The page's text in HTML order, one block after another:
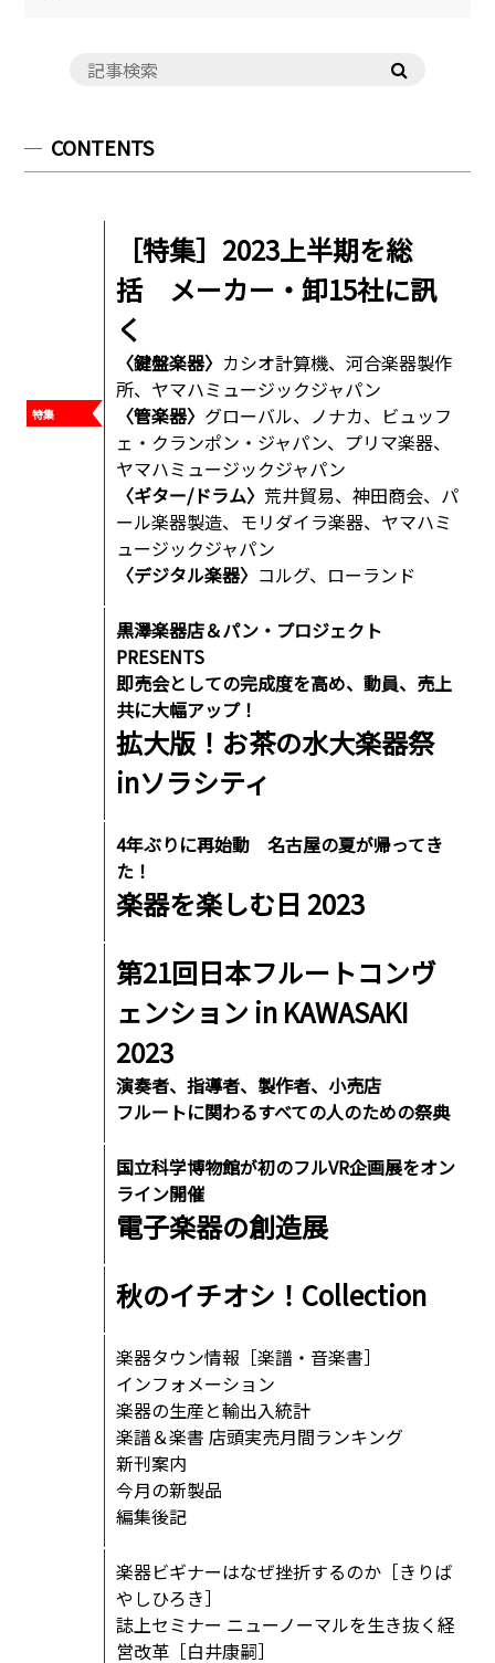
CONTENTS
［特集］2023上半期を総
括 メーカー・卸15社に訊
く
〈鍵盤楽器〉 カシオ計算機、河合楽器製作
所、ヤマハミュージックジャパン
〈管楽器〉 グローバル、ノナカ、ビュッフ
ェ・クランポン・ジャパン、プリマ楽器、
ヤマハミュージックジャパン
〈ギター/ドラム〉 荒井貿易、神田商会、パ
ール楽器製造、モリダイラ楽器、ヤマハミ
ュージックジャパン
〈デジタル楽器〉 コルグ、ローランド
黒澤楽器店＆パン・プロジェクト
PRESENTS
即売会としての完成度を高め、動員、売上
共に大幅アップ！
拡大版！お茶の水大楽器祭
inソラシティ
4年ぶりに再始動 名古屋の夏が帰ってき
た！
楽器を楽しむ日 2023
第21回日本フルートコンヴ
ェンション in KAWASAKI
2023
演奏者、指導者、製作者、小売店
フルートに関わるすべての人のための祭典
国立科学博物館が初のフルVR企画展をオン
ライン開催
電子楽器の創造展
秋のイチオシ！Collection
楽器タウン情報［楽譜・音楽書］
インフォメーション
楽器の生産と輸出入統計
楽譜＆楽書 店頭実売月間ランキング
新刊案内
今月の新製品
編集後記
楽器ビギナーはなぜ挫折するのか［きりば
やしひろき］
誌上セミナー ニューノーマルを生き抜く経
営改革［白井康嗣］